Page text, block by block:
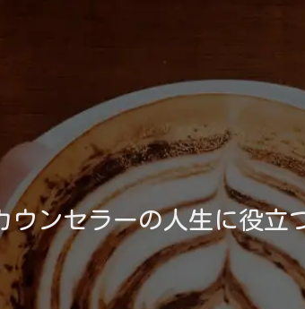
ウンセラーの人生に役立